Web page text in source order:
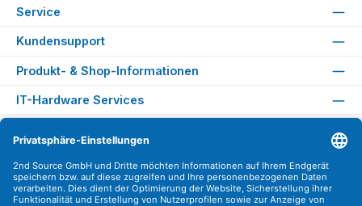
Service
Kundensupport
Produkt- & Shop-Informationen
IT-Hardware Services
Versandarten
Zahlungsarten